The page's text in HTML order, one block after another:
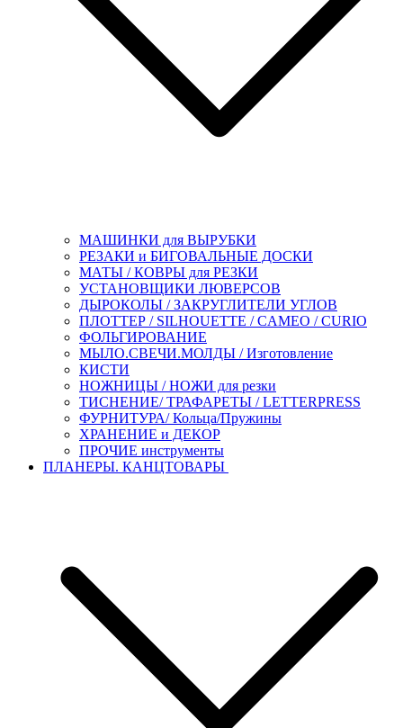
МАШИНКИ для ВЫРУБКИ
РЕЗАКИ и БИГОВАЛЬНЫЕ ДОСКИ
МАТЫ / КОВРЫ для РЕЗКИ
УСТАНОВЩИКИ ЛЮВЕРСОВ
ДЫРОКОЛЫ / ЗАКРУГЛИТЕЛИ УГЛОВ
ПЛОТТЕР / SILHOUETTE / CAMEO / CURIO
ФОЛЬГИРОВАНИЕ
МЫЛО.СВЕЧИ.МОЛДЫ / Изготовление
КИСТИ
НОЖНИЦЫ / НОЖИ для резки
ТИСНЕНИЕ/ ТРАФАРЕТЫ / LETTERPRESS
ФУРНИТУРА/ Кольца/Пружины
ХРАНЕНИЕ и ДЕКОР
ПРОЧИЕ инструменты
ПЛАНЕРЫ. КАНЦТОВАРЫ